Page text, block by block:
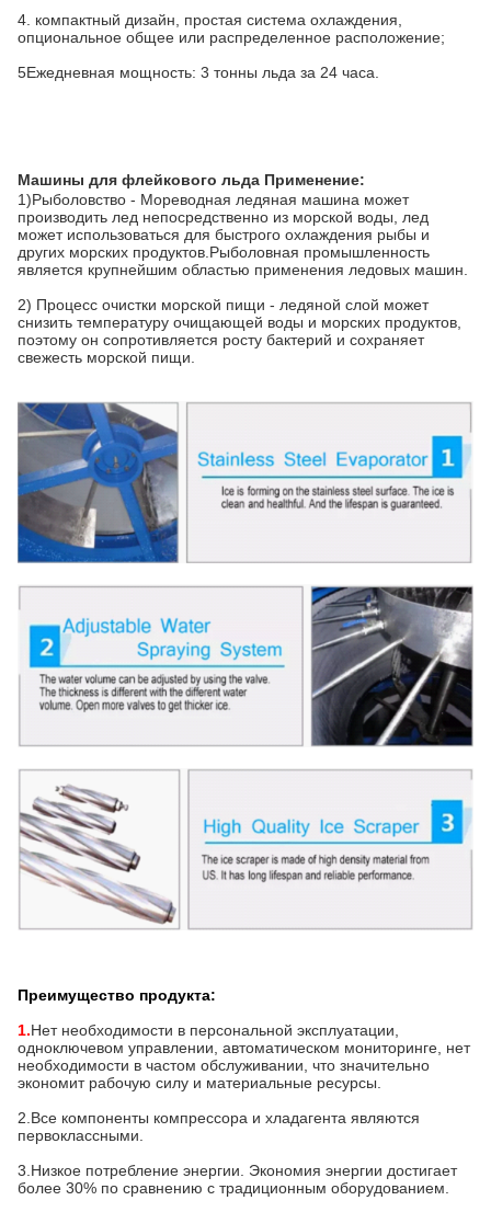
4. компактный дизайн, простая система охлаждения,
опциональное общее или распределенное расположение;
5Ежедневная мощность: 3 тонны льда за 24 часа.
Машины для флейкового льда Применение:
1)Рыболовство - Мореводная ледяная машина может
производить лед непосредственно из морской воды, лед
может использоваться для быстрого охлаждения рыбы и
других морских продуктов.Рыболовная промышленность
является крупнейшим областью применения ледовых машин.
2) Процесс очистки морской пищи - ледяной слой может
снизить температуру очищающей воды и морских продуктов,
поэтому он сопротивляется росту бактерий и сохраняет
свежесть морской пищи
Преимущество продукта:
1.Нет необходимости в персональной эксплуатации,
одноключевом управлении, автоматическом мониторинге, нет
необходимости в частом обслуживании, что значительно
экономит рабочую силу и материальные ресурсы.
2.Все компоненты компрессора и хладагента являются
первоклассными.
3.Низкое потребление энергии. Экономия энергии достигает
более 30% по сравнению с традиционным оборудованием.